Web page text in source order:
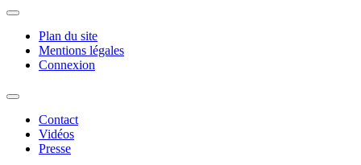
Plan du site
Mentions légales
Connexion
Contact
Vidéos
Presse